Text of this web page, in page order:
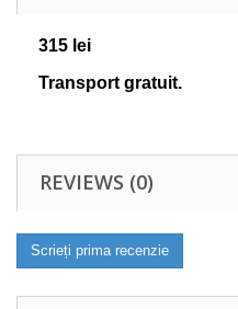
315 lei
Transport gratuit.
REVIEWS (0)
Scrieți prima recenzie